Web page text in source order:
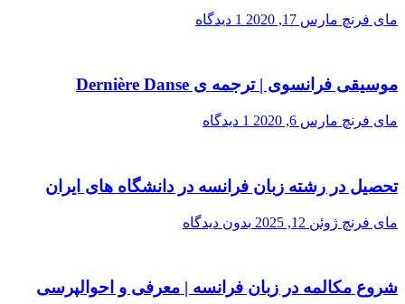
مای فرنچ مارس 17, 2020 1 دیدگاه
موسیقی فرانسوی | ترجمه ی Dernière Danse
مای فرنچ مارس 6, 2020 1 دیدگاه
تحصیل در رشته زبان فرانسه در دانشگاه های ایران
مای فرنچ ژوئن 12, 2025 بدون دیدگاه
شروع مکالمه در زبان فرانسه | معرفی و احوالپرسی